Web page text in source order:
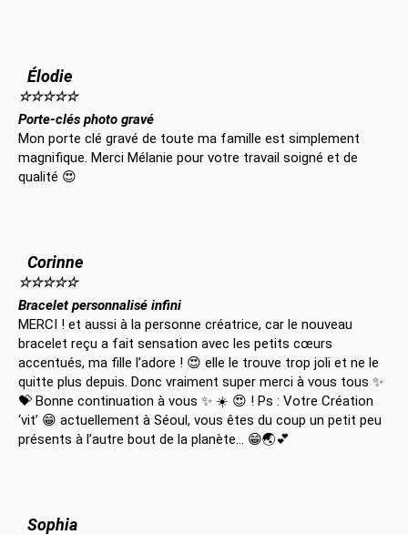
Élodie
☆☆☆☆☆
Porte-clés photo gravé
Mon porte clé gravé de toute ma famille est simplement
magnifique. Merci Mélanie pour votre travail soigné et de
qualité 😍
Corinne
☆☆☆☆☆
Bracelet personnalisé infini
MERCI ! et aussi à la personne créatrice, car le nouveau
bracelet reçu a fait sensation avec les petits cœurs
accentués, ma fille l’adore ! 😍 elle le trouve trop joli et ne le
quitte plus depuis. Donc vraiment super merci à vous tous ✨
💝 Bonne continuation à vous ✨ ☀️ 😍 ! Ps : Votre Création
‘vit’ 😁 actuellement à Séoul, vous êtes du coup un petit peu
présents à l’autre bout de la planète… 😁🌏💕
Sophia